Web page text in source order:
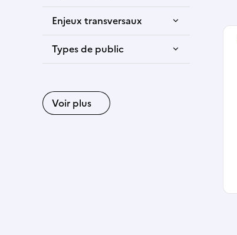
Enjeux transversaux
Types de public
Voir plus